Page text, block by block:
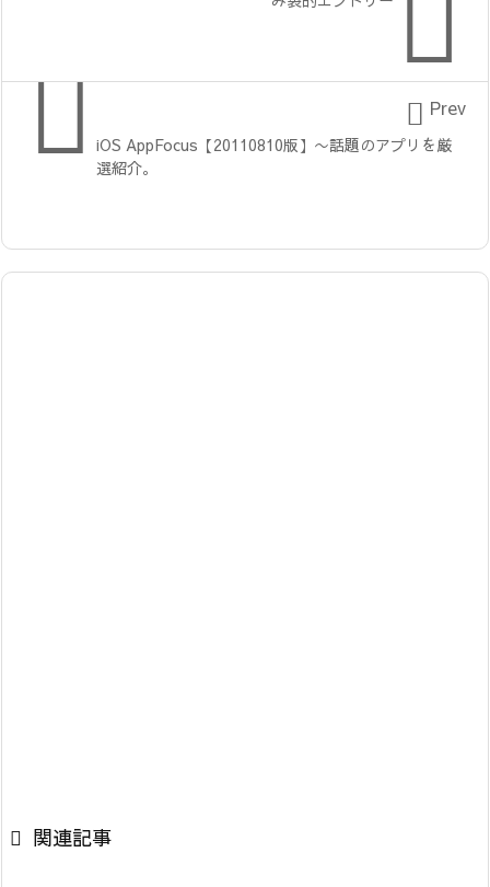
iOS AppFocus【20110810版】〜話題のアプリを厳
選紹介。
 Prev
 関連記事